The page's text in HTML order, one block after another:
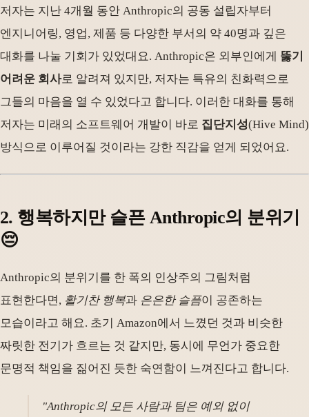
저자는 지난 4개월 동안 Anthropic의 공동 설립자부터
엔지니어링, 영업, 제품 등 다양한 부서의 약 40명과 깊은
대화를 나눌 기회가 있었대요. Anthropic은 외부인에게 뚫기
어려운 회사로 알려져 있지만, 저자는 특유의 친화력으로
그들의 마음을 열 수 있었다고 합니다. 이러한 대화를 통해
저자는 미래의 소프트웨어 개발이 바로 집단지성(Hive Mind)
방식으로 이루어질 것이라는 강한 직감을 얻게 되었어요.
2. 행복하지만 슬픈 Anthropic의 분위기
😔
Anthropic의 분위기를 한 폭의 인상주의 그림처럼
표현한다면, 활기찬 행복과 은은한 슬픔이 공존하는
모습이라고 해요. 초기 Amazon에서 느꼈던 것과 비슷한
짜릿한 전기가 흐르는 것 같지만, 동시에 무언가 중요한
문명적 책임을 짊어진 듯한 숙연함이 느껴진다고 합니다.
"Anthropic의 모든 사람과 팀은 예외 없이